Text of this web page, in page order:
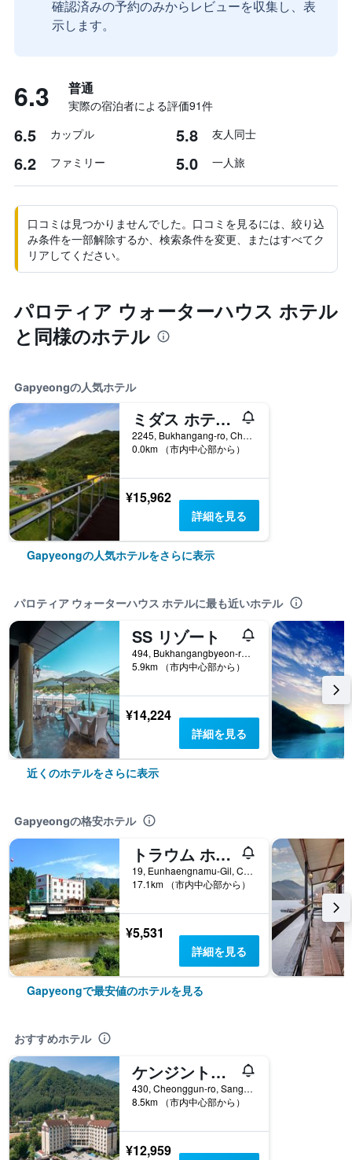
確認済みの予約のみからレビューを収集し、表
示します。
6.3 普通
実際の宿泊者による評価91​件
6.5 カップル 5.8 友人同士
6.2 ファミリー 5.0 一人旅
口コミは見つかりませんでした。口コミを見るには、絞り込
み条件を一部解除するか、検索条件を変更、またはすべてク
リアしてください。
パロティア ウォーターハウス ホテル
と同様のホテル
Gapyeongの人気ホテル
ミダス ホテル & リゾート
2245, Bukhangang-ro, Cheongpyeong-myeon, Gapyeong, 韓国
0.0km （市内中心部から）
¥15,962
詳細を見る
Gapyeongの人気ホテルをさらに表示
パロティア ウォーターハウス ホテルに最も近いホテル
SS リゾート
494, Bukhangangbyeon-ro, Gapyeong, 韓国
5.9km （市内中心部から）
¥14,224
詳細を見る
近くのホテルをさらに表示
Gapyeongの格安ホテル
トラウム ホテル アンド コンド
19, Eunhaengnamu-Gil, Cheongpyeong-Myeon, Gapyeong, 韓国
17.1km （市内中心部から）
¥5,531
詳細を見る
Gapyeongで最安値のホテルを見る
おすすめホテル
ケンジントン リゾート加平
430, Cheonggun-ro, Sang-Myeon, Gapyeong, 韓国
8.5km （市内中心部から）
¥12,959